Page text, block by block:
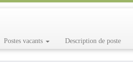
Postes vacants Description de poste